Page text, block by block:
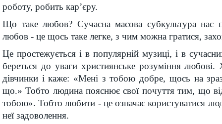
роботу, робить кар’єру.
Що таке любов? Сучасна масова субкультура нас
любов - це щось таке легке, з чим можна гратися,
Це простежується і в популярній музиці, і в
береться до уваги християнське розуміння
дівчинки і каже: «Мені з тобою добре, щось на
що.» Тобто людина пояснює свої почуття тим, що
тобою». Тобто любити - це означає користуватися
неї задоволення.